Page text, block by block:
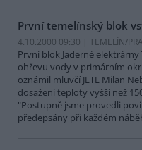
První temelínský blok
4.10.2000 09:30 | TEMELÍN/
První blok Jaderné elektrárny
ohřevu vody v primárním
oznámil mluvčí JETE Milan
dosažení teploty vyšší než
"Postupně jsme provedli
předepsány při každém